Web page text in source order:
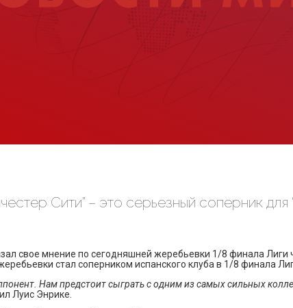
Сити” – это серьезный соперник
свое мнение по сегодняшней жеребьевки 1/8 финала
стал соперником испанского клуба в 1/8 финала
Нам предстоит сыграть с одним из самых сильных
Луис Энрике.